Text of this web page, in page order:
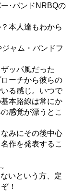
･バンドNRBQの
本人達もわから
ャム・バンドフ
ッパ風だった
ーチから彼らの
る感じ。いつで
本路線は常にか
感覚が漂うとこ
みにその後中心
作を発表するこ
いという方、定
！